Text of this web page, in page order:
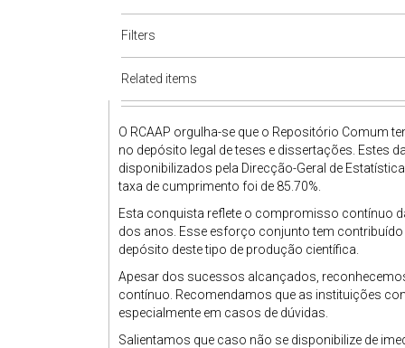
Filters
Related items
O RCAAP orgulha-se que o Repositório Comum
no depósito legal de teses e dissertações. Estes
disponibilizados pela Direcção-Geral de
taxa de cumprimento foi de 85.70%.
Esta conquista reflete o compromisso contínuo
dos anos. Esse esforço conjunto tem
depósito deste tipo de produção científica.
Apesar dos sucessos alcançados,
contínuo. Recomendamos que as instituições
especialmente em casos de dúvidas.
Salientamos que caso não se disponibilize de